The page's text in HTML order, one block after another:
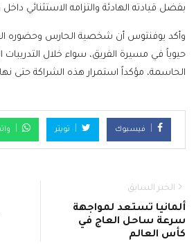
بفضل قيادته الهادئة والتزامه الاستثنائي
وأكد يوفنتوس أن شخصية الحارس وحضوره
حيوياً في مسيرة الفريق، سواء خلال التدريبات
الحاسمة، مؤكداً استمرار هذه الشراكة حتى نهاية
فيسبوك تويتر
الخبر السابق
ألمانيا تستعد لمواجهة
سرعة ساحل العاج في
كأس العالم